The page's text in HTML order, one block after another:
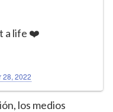
a life ❤️
28, 2022
los medios